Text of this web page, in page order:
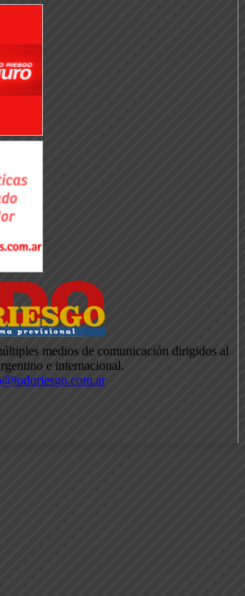
medios de comunicación dirigidos al
e internacional.